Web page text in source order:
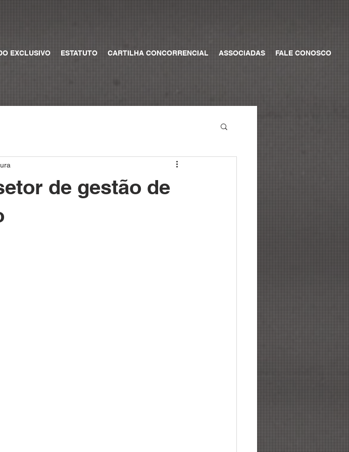
EXCLUSIVO ESTATUTO CARTILHA CONCORRENCIAL ASSOCIADAS FALE CONOSCO
de gestão de